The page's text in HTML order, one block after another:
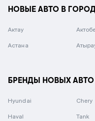
НОВЫЕ АВТО В
Актау
Астана
БРЕНДЫ НОВЫХ АВТО
Hyundai Chery
Haval Tank